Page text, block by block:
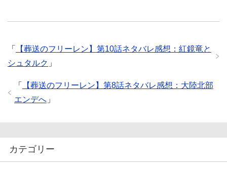
「
【葬送のフリーレン】第10話ネタバレ感想：紅鏡竜と
シュタルク 」
「
【葬送のフリーレン】第8話ネタバレ感想：大陸北部
エンデへ 」
カテゴリー